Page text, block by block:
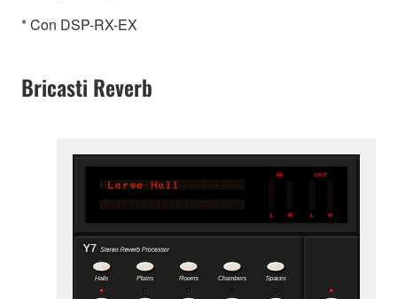
* Con DSP-RX-EX
Bricasti Reverb